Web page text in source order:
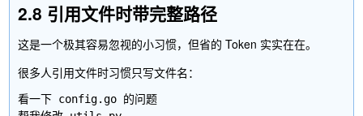
2.8 引用文件时带完整路径
这是一个极其容易忽视的小习惯，但省的 Token 实实在在。
很多人引用文件时习惯只写文件名：
看一下 config.go 的问题